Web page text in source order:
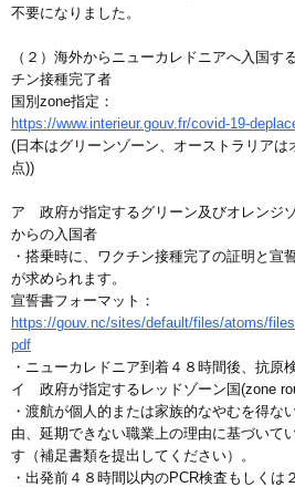
不要になりました。
（２）海外からニューカレドニアへ入国す
チン接種完了者
国別zone指定：
https://www.interieur.gouv.fr/covid-19-
(日本はグリーンゾーン、オーストラリア
点))
ア 政府が指定するグリーン及びオレンジ
からの入国者
・搭乗時に、ワクチン接種完了の証明と宣
が求められます。
宣誓書フォーマット：
https://gouv.nc/sites/default/files/atoms/
pdf
・ニューカレドニア到着４８時間後、抗原
イ 政府が指定するレッドゾーン国(zone
・渡航が個人的または家族的なやむを得な
由、延期できない職業上の理由に基づいて
す（補足書類を提出してください）。
・出発前４８時間以内のPCR検査もしくは